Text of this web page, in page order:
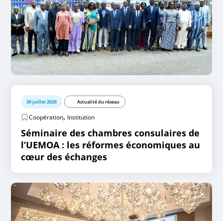
30 juillet 2026 Actualité du réseau
Coopération, Institution
Séminaire des chambres consulaires de
l’UEMOA : les réformes économiques au
cœur des échanges